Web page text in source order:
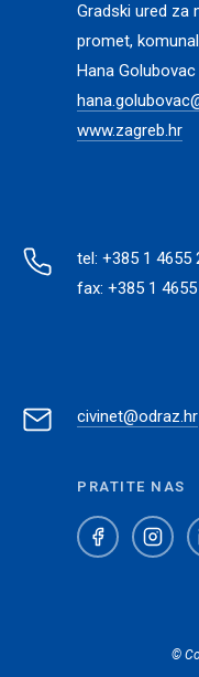
Gradski ured za
promet,
Hana
www.zagreb.hr
tel: +385 1 4655
fax: +385 1
civinet@odraz.hr
PRATITE NAS
©